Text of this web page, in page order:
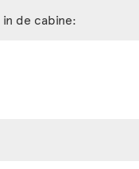
de cabine: